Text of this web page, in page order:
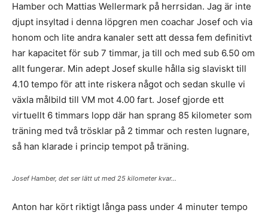
Hamber och Mattias Wellermark på herrsidan. Jag är inte
djupt insyltad i denna löpgren men coachar Josef och via
honom och lite andra kanaler sett att dessa fem definitivt
har kapacitet för sub 7 timmar, ja till och med sub 6.50 om
allt fungerar. Min adept Josef skulle hålla sig slaviskt till
4.10 tempo för att inte riskera något och sedan skulle vi
växla målbild till VM mot 4.00 fart. Josef gjorde ett
virtuellt 6 timmars lopp där han sprang 85 kilometer som
träning med två trösklar på 2 timmar och resten lugnare,
så han klarade i princip tempot på träning.
Josef Hamber, det ser lätt ut med 25 kilometer kvar…
Anton har kört riktigt långa pass under 4 minuter tempo